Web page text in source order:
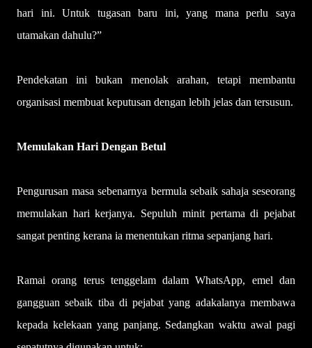
hari ini. Untuk tugasan baru ini, yang mana perlu saya
utamakan dahulu?”
Pendekatan ini bukan menolak arahan, tetapi membantu
organisasi membuat keputusan dengan lebih jelas dan tersusun.
Memulakan Hari Dengan Betul
Pengurusan masa sebenarnya bermula sebaik sahaja seseorang
memulakan hari kerjanya. Sepuluh minit pertama di pejabat
sangat penting kerana ia menentukan ritma sepanjang hari.
Ramai orang terus tenggelam dalam WhatsApp, emel dan
gangguan sebaik tiba di pejabat yang adakalanya membawa
kepada kelekaan yang panjang. Sedangkan waktu awal pagi